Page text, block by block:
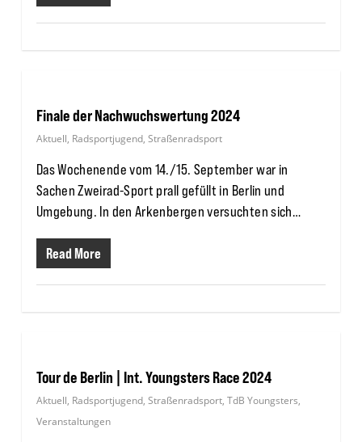
Finale der Nachwuchswertung 2024
Aktuell, Radsportjugend, Straßenradsport
Das Wochenende vom 14./15. September war in
Sachen Zweirad-Sport prall gefüllt in Berlin und
Umgebung. In den Arkenbergen versuchten sich…
Read More
Tour de Berlin | Int. Youngsters Race 2024
Aktuell, Radsportjugend, Straßenradsport, TdB Youngsters,
Veranstaltungen